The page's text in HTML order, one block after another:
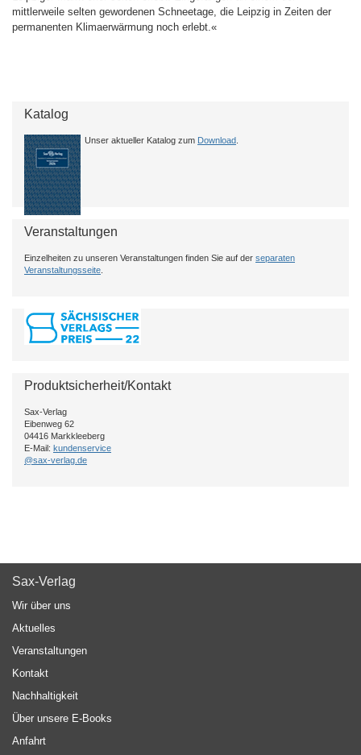
mittlerweile selten gewordenen Schneetage, die Leipzig in Zeiten der
permanenten Klimaerwärmung noch erlebt.«
Katalog
Unser aktueller Katalog zum Download
Veranstaltungen
Einzelheiten zu unseren Veranstaltungen finden Sie auf der separaten
Veranstaltungsseite
Produktsicherheit/Kontakt
Sax-Verlag
Eibenweg 62
04416 Markkleeberg
E-Mail: kundenservice
@sax-verlag.de
Sax-Verlag
Wir über uns
Aktuelles
Veranstaltungen
Kontakt
Nachhaltigkeit
Über unsere E-Books
Anfahrt